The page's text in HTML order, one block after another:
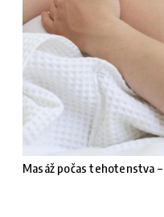
Masáž počas tehotenstva